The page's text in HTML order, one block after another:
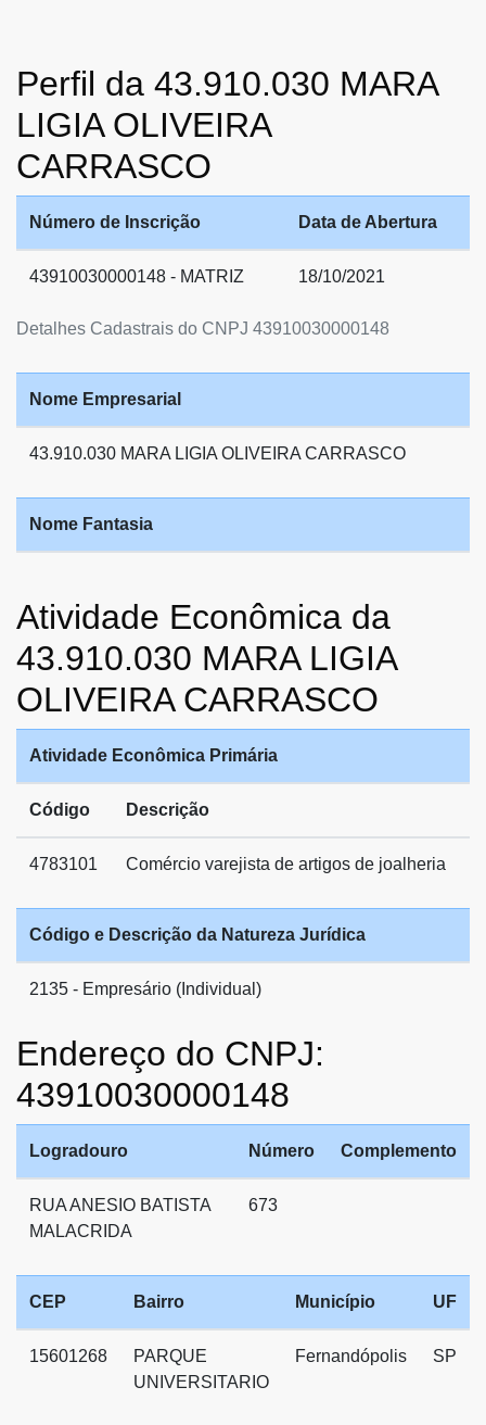
Perfil da 43.910.030 MARA
LIGIA OLIVEIRA
CARRASCO
Detalhes Cadastrais do CNPJ 43910030000148
Número de Inscrição Data de Abertura
43910030000148 - MATRIZ 18/10/2021
Nome Empresarial
43.910.030 MARA LIGIA OLIVEIRA CARRASCO
Nome Fantasia
Atividade Econômica da
43.910.030 MARA LIGIA
OLIVEIRA CARRASCO
Atividade Econômica Primária
Código Descrição
4783101 Comércio varejista de artigos de joalheria
Código e Descrição da Natureza Jurídica
2135 - Empresário (Individual)
Endereço do CNPJ:
43910030000148
Logradouro Número Complemento
RUA ANESIO BATISTA
MALACRIDA
673
CEP Bairro Município UF
15601268
PARQUE
UNIVERSITARIO
Fernandópolis SP